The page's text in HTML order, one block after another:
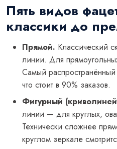
Пять видов
классики до
Прямой. Классический
линии. Для
Самый
что стоит в 90% заказов.
Фигурный
линии — для круглых,
Технически сложнее
круглом зеркале